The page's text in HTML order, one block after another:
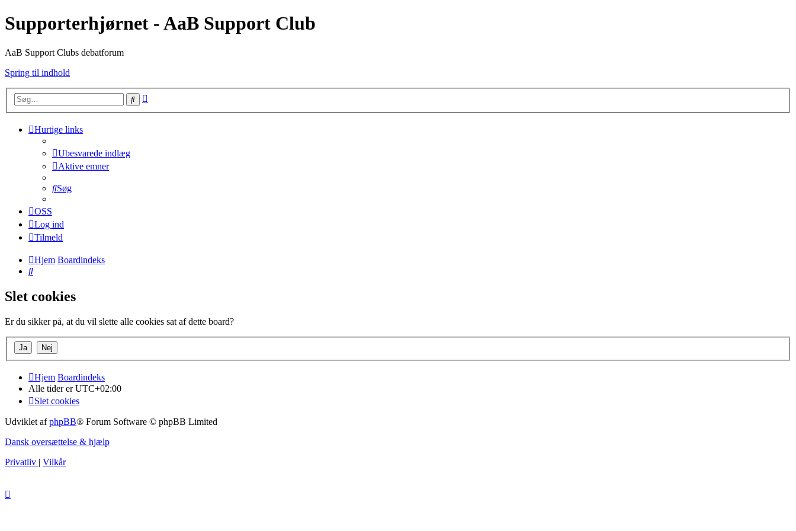
Supporterhjørnet - AaB Support Club
AaB Support Clubs debatforum
Spring til indhold
Søg
Hurtige links
Ubesvarede indlæg
Aktive emner
Søg
OSS
Log ind
Tilmeld
Hjem Boardindeks
Søg
Slet cookies
Er du sikker på, at du vil slette alle cookies sat af dette board?
Hjem Boardindeks
Alle tider erUTC+02:00
Slet cookies
Udviklet afphpBB® Forum Software © phpBB Limited
Dansk oversættelse & hjælp
Privatliv | Vilkår